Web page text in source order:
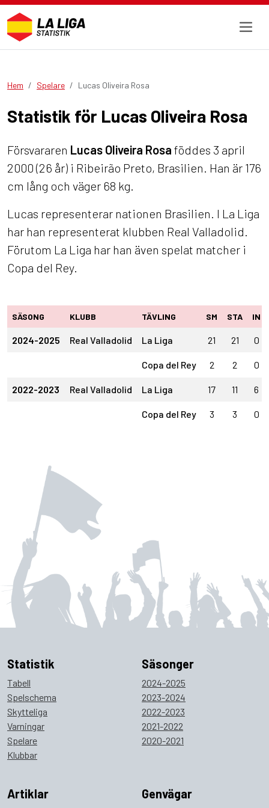
Hem Spelare Lucas Oliveira Rosa
Statistik för Lucas Oliveira Rosa
Försvararen Lucas Oliveira Rosa föddes 3 april
2000 (26 år) i Ribeirão Preto, Brasilien. Han är 176
cm lång och väger 68 kg.
Lucas representerar nationen Brasilien. I La Liga
har han representerat klubben Real Valladolid.
Förutom La Liga har han även spelat matcher i
Copa del Rey.
SÄSONG KLUBB TÄVLING SM STA IN
2024-2025 Real Valladolid La Liga 21 21 0
Copa del Rey 2 2 0
2022-2023 Real Valladolid La Liga 17 11 6
Copa del Rey 3 3 0
Statistik
Tabell
Spelschema
Skytteliga
Varningar
Spelare
Klubbar
Säsonger
2024-2025
2023-2024
2022-2023
2021-2022
2020-2021
Artiklar Genvägar